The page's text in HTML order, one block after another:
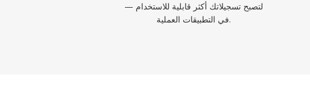
— لتصبح تسجيلاتك أكثر قابلية للاستخدام
في التطبيقات العملية.